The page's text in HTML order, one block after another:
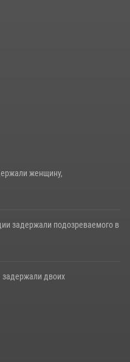
задержали подозреваемого
женщину,
задержали подозреваемого в
двоих